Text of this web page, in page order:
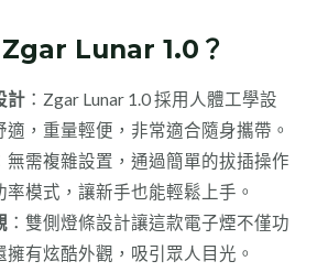
Zgar Lunar 1.0？
計：Zgar Lunar 1.0 採用人體工學設
適，重量輕便，非常適合隨身攜帶。
無需複雜設置，通過簡單的拔插操作
率模式，讓新手也能輕鬆上手。
：雙側燈條設計讓這款電子煙不僅功
擁有炫酷外觀，吸引眾人目光。